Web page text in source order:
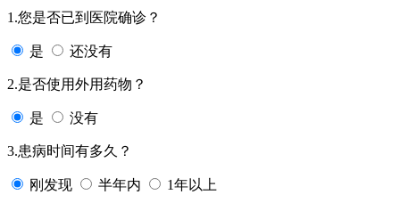
1.您是否已到医院确诊？
是 还没有
2.是否使用外用药物？
是 没有
3.患病时间有多久？
刚发现 半年内 1年以上